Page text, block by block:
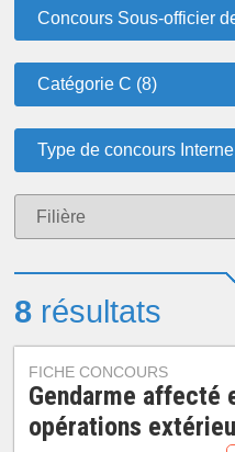
Concours Sous-officier
Catégorie C (8)
Type de concours
8 résultats
FICHE CONCOURS
Gendarme affecté
opérations